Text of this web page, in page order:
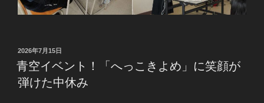
投
稿
日:
2026年7月15日
青空イベント！「へっこきよめ」に笑顔が
弾けた中休み